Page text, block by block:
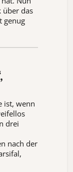
über das
genug
ist, wenn
drei
nach der